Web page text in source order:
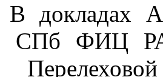
СПб ФИЦ